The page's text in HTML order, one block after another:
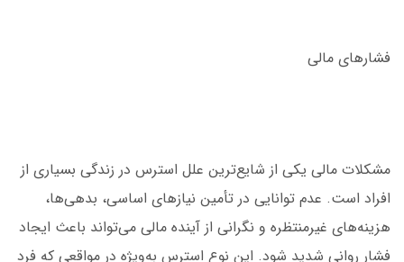
فشارهای مالی
مشکلات مالی یکی از شایع‌ترین علل استرس در زندگی بسیاری از
افراد است. عدم توانایی در تأمین نیازهای اساسی، بدهی‌ها،
هزینه‌های غیرمنتظره و نگرانی از آینده مالی می‌تواند باعث ایجاد
فشار روانی شدید شود. این نوع استرس به‌ویژه در مواقعی که فرد